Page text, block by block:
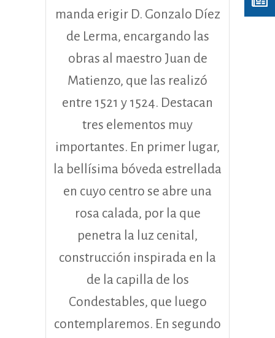
manda erigir D. Gonzalo Díez
de Lerma, encargando las
obras al maestro Juan de
Matienzo, que las realizó
entre 1521 y 1524. Destacan
tres elementos muy
importantes. En primer lugar,
la bellísima bóveda estrellada
en cuyo centro se abre una
rosa calada, por la que
penetra la luz cenital,
construcción inspirada en la
de la capilla de los
Condestables, que luego
contemplaremos. En segundo